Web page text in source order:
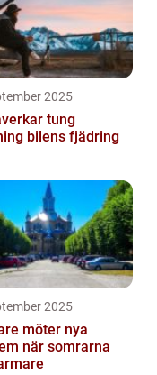
2025
tung
bilens fjädring
2025
möter nya
när somrarna